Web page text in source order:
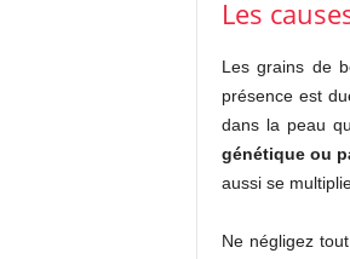
Les
Les grains de
présence est
dans la peau
génétique ou
aussi se
Ne négligez